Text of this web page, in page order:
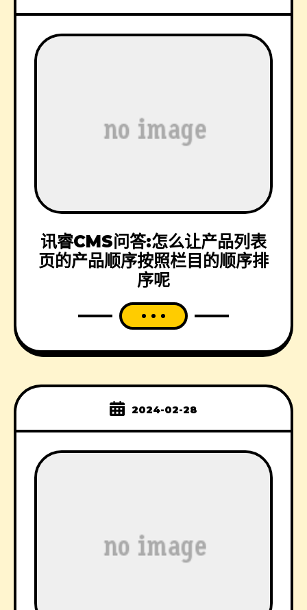
讯睿CMS问答:怎么让产品列表
页的产品顺序按照栏目的顺序排
序呢
2024-02-28